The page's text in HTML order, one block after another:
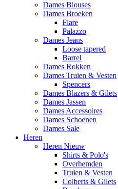
Dames Blouses
Dames Broeken
Flare
Palazzo
Dames Jeans
Loose tapered
Barrel
Dames Rokken
Dames Truien & Vesten
Spencers
Dames Blazers & Gilets
Dames Jassen
Dames Accessoires
Dames Schoenen
Dames Sale
Heren
Heren Nieuw
Shirts & Polo's
Overhemden
Truien & Vesten
Colberts & Gilets